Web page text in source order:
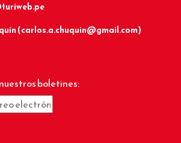
(carlos.a.chuquin@gmail.com)
boletines: